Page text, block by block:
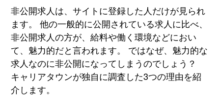
非公開求人は、サイトに登録した人だけが見られ
ます。 他の一般的に公開されている求人に比べ、
非公開求人の方が、給料や働く環境などにおい
て、魅力的だと言われます。 ではなぜ、魅力的な
求人なのに非公開になってしまうのでしょう？
キャリアタウンが独自に調査した3つの理由を紹
介します。